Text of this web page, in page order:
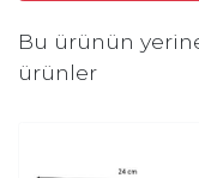
Bu ürünün
ürünler